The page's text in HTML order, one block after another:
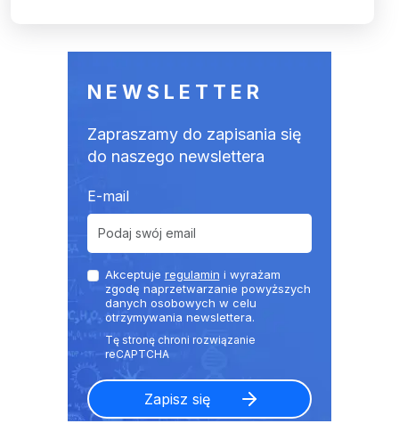
NEWSLETTER
Zapraszamy do zapisania się
do naszego newslettera
E-mail
Akceptuje regulamin i wyrażam
zgodę naprzetwarzanie powyższych
danych osobowych w celu
otrzymywania newslettera.